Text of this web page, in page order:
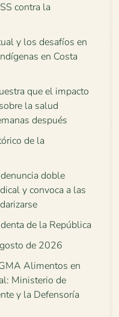
contra la
y los desafíos en
en Costa
que el impacto
la salud
después
de la
doble
y convoca a las
de la República
de 2026
Alimentos en
Ministerio de
y la Defensoría